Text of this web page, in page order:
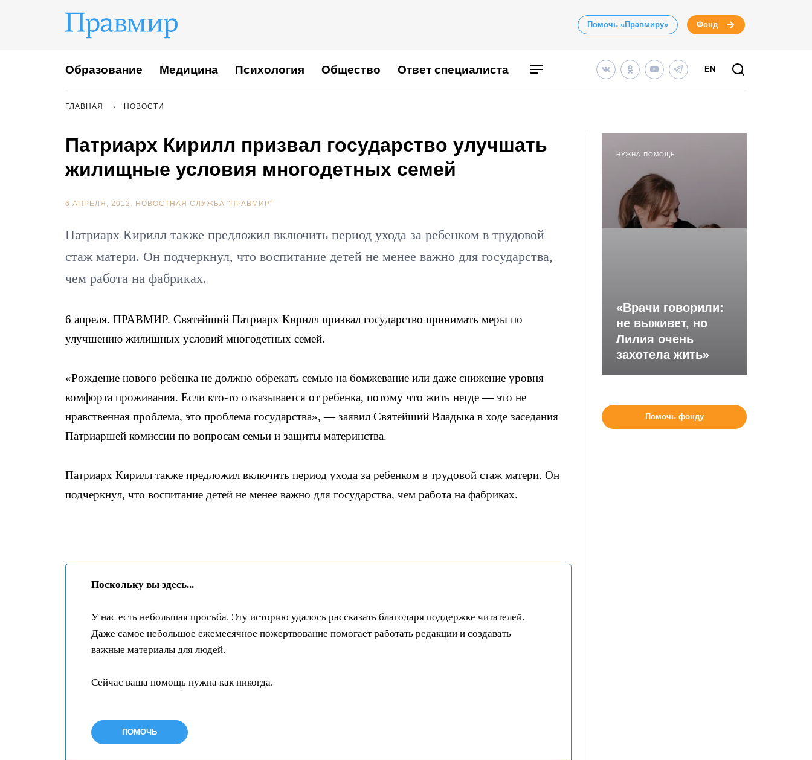
Помочь «Правмиру» Фонд
Образование Медицина Психология Общество Ответ специалиста EN
ГЛАВНАЯ НОВОСТИ
Патриарх Кирилл призвал государство улучшать
жилищные условия многодетных семей
6 АПРЕЛЯ, 2012. НОВОСТНАЯ СЛУЖБА "ПРАВМИР"
Патриарх Кирилл также предложил включить период ухода за ребенком в трудовой
стаж матери. Он подчеркнул, что воспитание детей не менее важно для государства,
чем работа на фабриках.
6 апреля. ПРАВМИР. Святейший Патриарх Кирилл призвал государство принимать меры по
улучшению жилищных условий многодетных семей.
«Рождение нового ребенка не должно обрекать семью на бомжевание или даже снижение уровня
комфорта проживания. Если кто-то отказывается от ребенка, потому что жить негде — это не
нравственная проблема, это проблема государства», — заявил Святейший Владыка в ходе заседания
Патриаршей комиссии по вопросам семьи и защиты материнства.
Патриарх Кирилл также предложил включить период ухода за ребенком в трудовой стаж матери. Он
подчеркнул, что воспитание детей не менее важно для государства, чем работа на фабриках.
Поскольку вы здесь...
У нас есть небольшая просьба. Эту историю удалось рассказать благодаря поддержке читателей.
Даже самое небольшое ежемесячное пожертвование помогает работать редакции и создавать
важные материалы для людей.
Сейчас ваша помощь нужна как никогда.
ПОМОЧЬ
НУЖНА ПОМОЩЬ
«Врачи говорили:
не выживет, но
Лилия очень
захотела жить»
Помочь фонду